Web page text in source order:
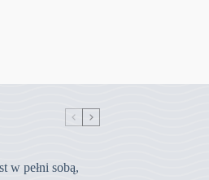
w pełni sobą,